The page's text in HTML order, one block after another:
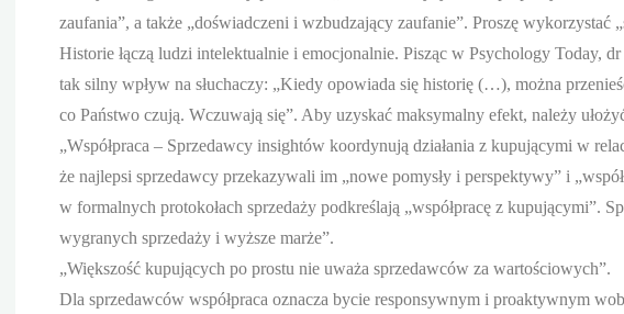
zaufania”, a także „doświadczeni i wzbudzający zaufanie”. Proszę wykorzystać
Historie łączą ludzi intelektualnie i emocjonalnie. Pisząc w Psychology Today,
tak silny wpływ na słuchaczy: „Kiedy opowiada się historię (…), można
co Państwo czują. Wczuwają się”. Aby uzyskać maksymalny efekt, należy
„Współpraca – Sprzedawcy insightów koordynują działania z kupującymi w
że najlepsi sprzedawcy przekazywali im „nowe pomysły i perspektywy” i
w formalnych protokołach sprzedaży podkreślają „współpracę z kupującymi”.
wygranych sprzedaży i wyższe marże”.
„Większość kupujących po prostu nie uważa sprzedawców za wartościowych”.
Dla sprzedawców współpraca oznacza bycie responsywnym i proaktywnym